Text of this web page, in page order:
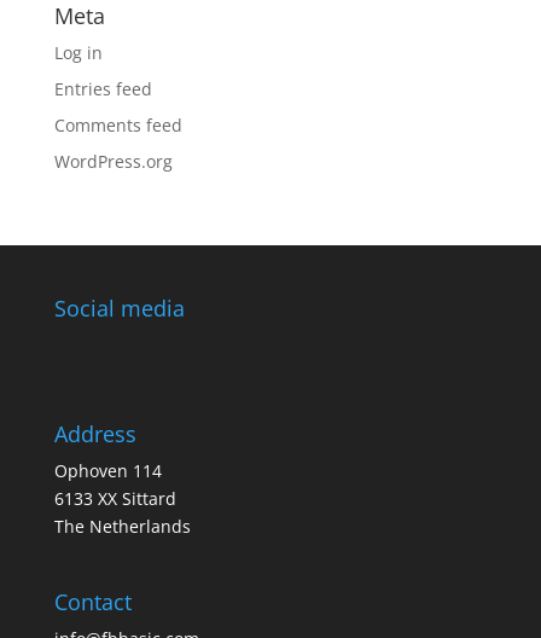
Meta
Log in
Entries feed
Comments feed
WordPress.org
Social media
Address
Ophoven 114
6133 XX Sittard
The Netherlands
Contact